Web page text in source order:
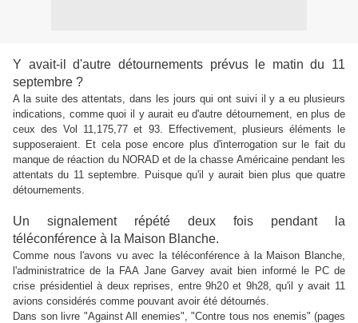
Y avait-il d'autre détournements prévus le matin du 11
septembre ?
A la suite des attentats, dans les jours qui ont suivi il y a eu plusieurs
indications, comme quoi il y aurait eu d'autre détournement, en plus de
ceux des Vol 11,175,77 et 93. Effectivement, plusieurs éléments le
supposeraient. Et cela pose encore plus d'interrogation sur le fait du
manque de réaction du NORAD et de la chasse Américaine pendant les
attentats du 11 septembre. Puisque qu'il y aurait bien plus que quatre
détournements.
Un signalement répété deux fois pendant la
téléconférence à la Maison Blanche.
Comme nous l'avons vu avec la téléconférence à la Maison Blanche,
l'administratrice de la FAA Jane Garvey avait bien informé le PC de
crise présidentiel à deux reprises, entre 9h20 et 9h28, qu'il y avait 11
avions considérés comme pouvant avoir été détournés.
Dans son livre "Against All enemies", "Contre tous nos enemis" (pages